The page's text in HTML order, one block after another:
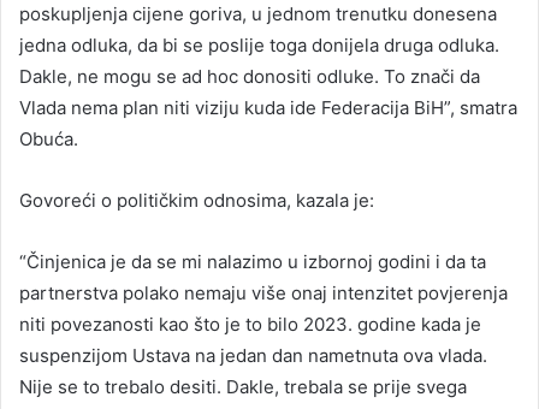
poskupljenja cijene goriva, u jednom trenutku donesena
jedna odluka, da bi se poslije toga donijela druga odluka.
Dakle, ne mogu se ad hoc donositi odluke. To znači da
Vlada nema plan niti viziju kuda ide Federacija BiH”, smatra
Obuća.
Govoreći o političkim odnosima, kazala je:
“Činjenica je da se mi nalazimo u izbornoj godini i da ta
partnerstva polako nemaju više onaj intenzitet povjerenja
niti povezanosti kao što je to bilo 2023. godine kada je
suspenzijom Ustava na jedan dan nametnuta ova vlada.
Nije se to trebalo desiti. Dakle, trebala se prije svega